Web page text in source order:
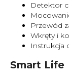
Detektor
Przewód
Wkręty i
Instrukcja
Smart Life